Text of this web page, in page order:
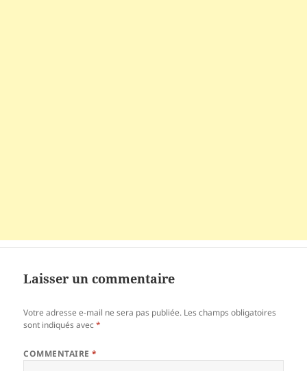
Laisser un commentaire
Votre adresse e-mail ne sera pas publiée. Les champs obligatoires
sont indiqués avec*
COMMENTAIRE*